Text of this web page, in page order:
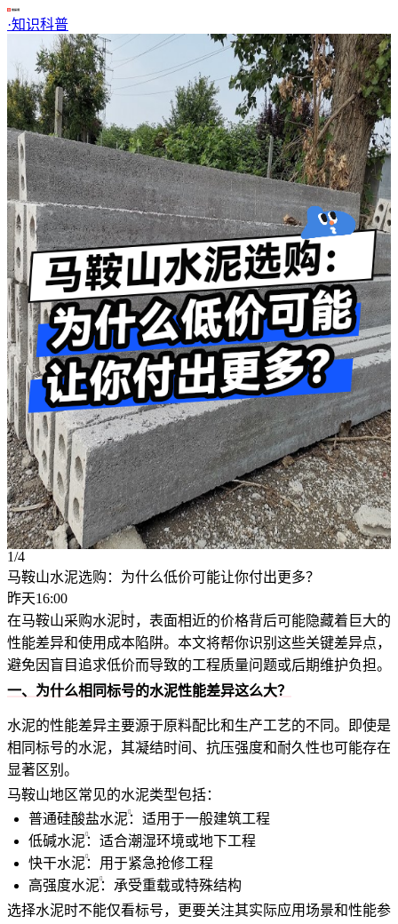
·知识科普
1/4
马鞍山水泥选购：为什么低价可能让你付出更多？
昨天16:00
在马鞍山采购水泥时，表面相近的价格背后可能隐藏着巨大的
性能差异和使用成本陷阱。本文将帮你识别这些关键差异点，
避免因盲目追求低价而导致的工程质量问题或后期维护负担。
一、为什么相同标号的水泥性能差异这么大？
水泥的性能差异主要源于原料配比和生产工艺的不同。即使是
相同标号的水泥，其凝结时间、抗压强度和耐久性也可能存在
显著区别。
马鞍山地区常见的水泥类型包括：
普通硅酸盐水泥：适用于一般建筑工程
低碱水泥：适合潮湿环境或地下工程
快干水泥：用于紧急抢修工程
高强度水泥：承受重载或特殊结构
选择水泥时不能仅看标号，更要关注其实际应用场景和性能参